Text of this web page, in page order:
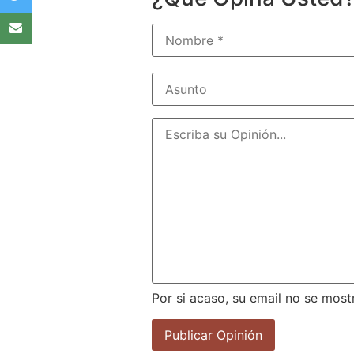
Por si acaso, su email no se